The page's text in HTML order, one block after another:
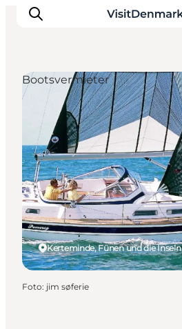
Inspiration
Regionen
Erlebnisse
Unterkünfte
Reiseplanung
Kerteminde, Fünen und die Inseln
Bootsvermieter
Foto: jim søferie